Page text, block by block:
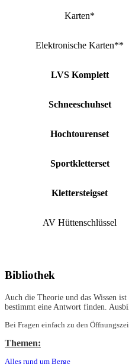
Karten*
Elektronische Karten**
LVS Komplett
Schneeschuhset
Hochtourenset
Sportkletterset
Klettersteigset
AV Hüttenschlüssel
Bibliothek
Auch die Theorie und das Wissen
bestimmt eine Antwort finden.
Bei Fragen einfach zu den
Themen:
Alles rund um Berge